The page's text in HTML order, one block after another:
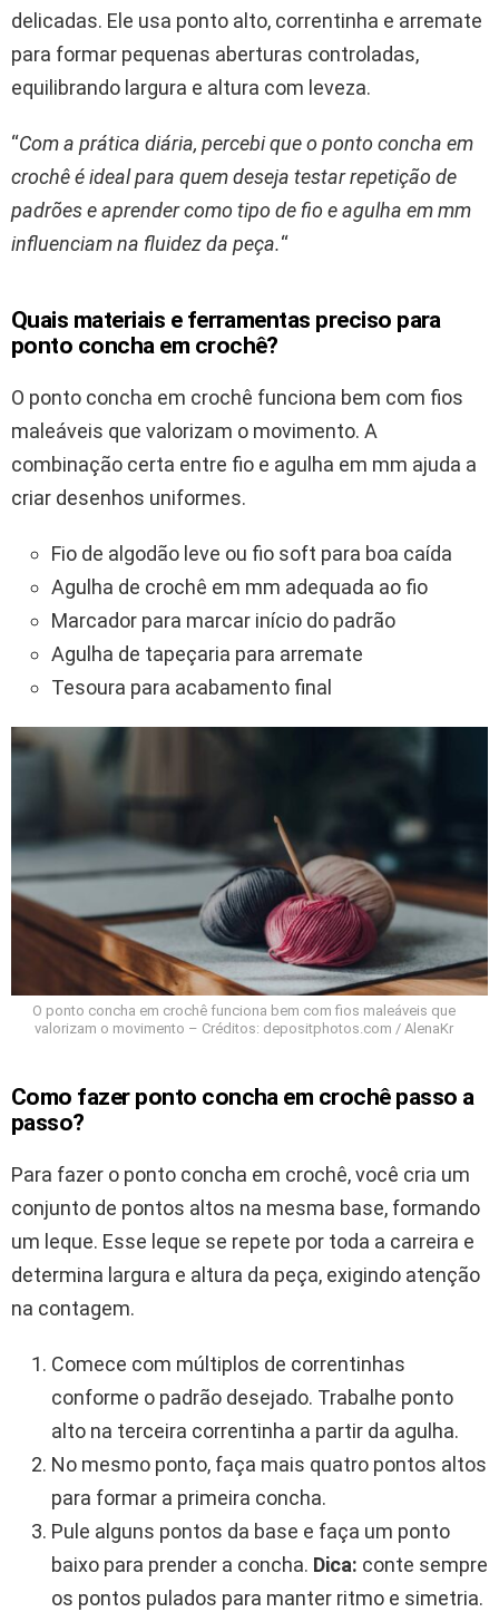
delicadas. Ele usa ponto alto, correntinha e arremate
para formar pequenas aberturas controladas,
equilibrando largura e altura com leveza.
“Com a prática diária, percebi que o ponto concha em
crochê é ideal para quem deseja testar repetição de
padrões e aprender como tipo de fio e agulha em mm
influenciam na fluidez da peça.“
Quais materiais e ferramentas preciso para
ponto concha em crochê?
O ponto concha em crochê funciona bem com fios
maleáveis que valorizam o movimento. A
combinação certa entre fio e agulha em mm ajuda a
criar desenhos uniformes.
Fio de algodão leve ou fio soft para boa caída
Agulha de crochê em mm adequada ao fio
Marcador para marcar início do padrão
Agulha de tapeçaria para arremate
Tesoura para acabamento final
O ponto concha em crochê funciona bem com fios maleáveis que
valorizam o movimento – Créditos: depositphotos.com / AlenaKr
Como fazer ponto concha em crochê passo a
passo?
Para fazer o ponto concha em crochê, você cria um
conjunto de pontos altos na mesma base, formando
um leque. Esse leque se repete por toda a carreira e
determina largura e altura da peça, exigindo atenção
na contagem.
Comece com múltiplos de correntinhas
conforme o padrão desejado. Trabalhe ponto
alto na terceira correntinha a partir da agulha.
No mesmo ponto, faça mais quatro pontos altos
para formar a primeira concha.
Pule alguns pontos da base e faça um ponto
baixo para prender a concha. Dica: conte sempre
os pontos pulados para manter ritmo e simetria.